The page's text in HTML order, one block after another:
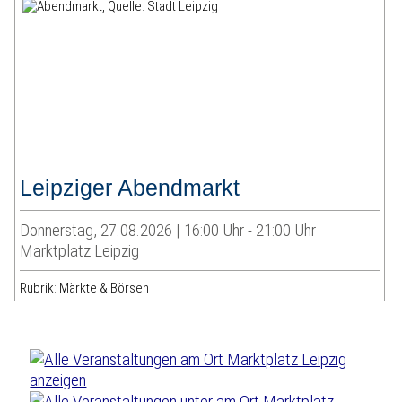
Leipziger Abendmarkt
Donnerstag, 27.08.2026 | 16:00 Uhr - 21:00 Uhr
Marktplatz Leipzig
Rubrik: Märkte & Börsen